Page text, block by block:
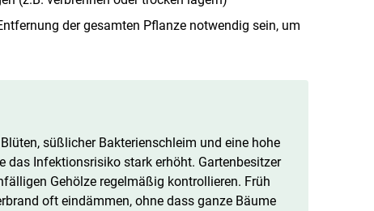
der gesamten Pflanze notwendig sein, um
süßlicher Bakterienschleim und eine hohe
Infektionsrisiko stark erhöht. Gartenbesitzer
Gehölze regelmäßig kontrollieren. Früh
oft eindämmen, ohne dass ganze Bäume